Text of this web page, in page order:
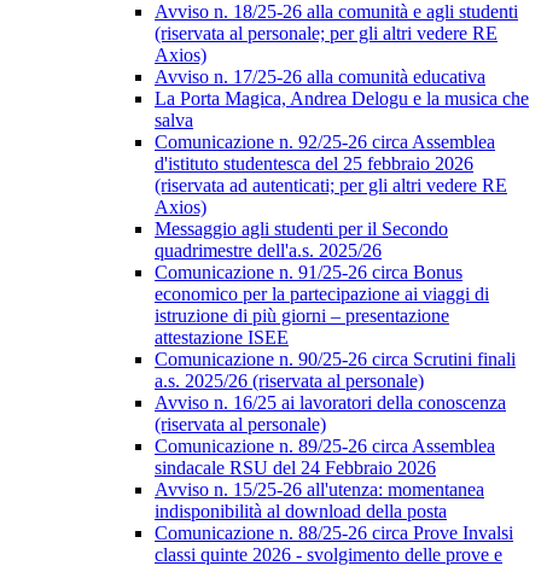
Avviso n. 18/25-26 alla comunità e agli studenti
(riservata al personale; per gli altri vedere RE
Axios)
Avviso n. 17/25-26 alla comunità educativa
La Porta Magica, Andrea Delogu e la musica che
salva
Comunicazione n. 92/25-26 circa Assemblea
d'istituto studentesca del 25 febbraio 2026
(riservata ad autenticati; per gli altri vedere RE
Axios)
Messaggio agli studenti per il Secondo
quadrimestre dell'a.s. 2025/26
Comunicazione n. 91/25-26 circa Bonus
economico per la partecipazione ai viaggi di
istruzione di più giorni – presentazione
attestazione ISEE
Comunicazione n. 90/25-26 circa Scrutini finali
a.s. 2025/26 (riservata al personale)
Avviso n. 16/25 ai lavoratori della conoscenza
(riservata al personale)
Comunicazione n. 89/25-26 circa Assemblea
sindacale RSU del 24 Febbraio 2026
Avviso n. 15/25-26 all'utenza: momentanea
indisponibilità al download della posta
Comunicazione n. 88/25-26 circa Prove Invalsi
classi quinte 2026 - svolgimento delle prove e